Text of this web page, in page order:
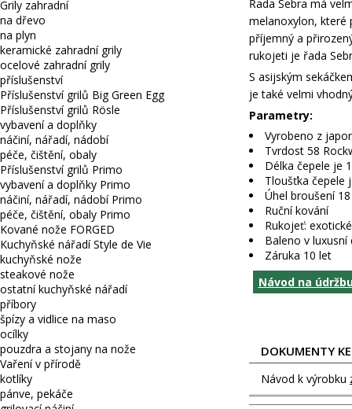
Grily zahradní
na dřevo
na plyn
keramické zahradní grily
ocelové zahradní grily
příslušenství
Příslušenství grilů Big Green Egg
Příslušenství grilů Rösle
vybavení a doplňky
náčiní, nářadí, nádobí
péče, čištění, obaly
Příslušenství grilů Primo
vybavení a doplňky Primo
náčiní, nářadí, nádobí Primo
péče, čištění, obaly Primo
Kované nože FORGED
Kuchyňské nářadí Style de Vie
kuchyňské nože
steakové nože
ostatní kuchyňské nářadí
příbory
špízy a vidlice na maso
ocílky
pouzdra a stojany na nože
Vaření v přírodě
kotlíky
pánve, pekáče
Řada Sebra má
melanoxylon, které
příjemný a
rukojeti je řada
S asijským
je také velmi
Parametry:
Vyrobeno z
Tvrdost 58
Délka čepele je
Tloušťka čepele
Úhel broušení
Ruční kování
Rukojeť:
Baleno v
Záruka 10 let
Návod na
DOKUMENTY
Návod k výrobku